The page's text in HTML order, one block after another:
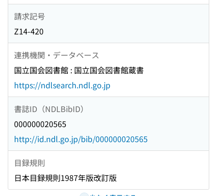
請求記号
Z14-420
連携機関・データベース
国立国会図書館 : 国立国会図書館蔵書
https://ndlsearch.ndl.go.jp
書誌ID（NDLBibID）
000000020565
http://id.ndl.go.jp/bib/000000020565
目録規則
日本目録規則1987年版改訂版